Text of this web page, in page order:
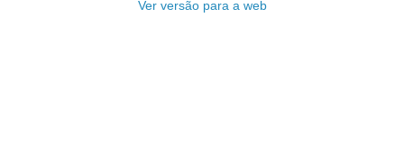
Ver versão para a web